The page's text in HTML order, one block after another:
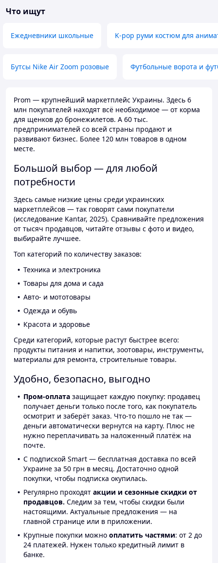
Что ищут
Ежедневники школьные K-pop руми костюм для
Бутсы Nike Air Zoom розовые Футбольные ворота и
Prom — крупнейший маркетплейс Украины. Здесь 6
млн покупателей находят всё необходимое — от корма
для щенков до бронежилетов. А 60 тыс.
предпринимателей со всей страны продают и
развивают бизнес. Более 120 млн товаров в одном
месте.
Большой выбор — для любой
потребности
Здесь самые низкие цены среди украинских
маркетплейсов — так говорят сами покупатели
(исследование Kantar, 2025). Сравнивайте предложения
от тысяч продавцов, читайте отзывы с фото и видео,
выбирайте лучшее.
Топ категорий по количеству заказов:
Техника и электроника
Товары для дома и сада
Авто- и мототовары
Одежда и обувь
Красота и здоровье
Среди категорий, которые растут быстрее всего:
продукты питания и напитки, зоотовары, инструменты,
материалы для ремонта, строительные товары.
Удобно, безопасно, выгодно
Пром-оплата защищает каждую покупку: продавец
получает деньги только после того, как покупатель
осмотрит и заберёт заказ. Что-то пошло не так —
деньги автоматически вернутся на карту. Плюс не
нужно переплачивать за наложенный платёж на
почте.
С подпиской Smart — бесплатная доставка по всей
Украине за 50 грн в месяц. Достаточно одной
покупки, чтобы подписка окупилась.
Регулярно проходят акции и сезонные скидки от
продавцов. Следим за тем, чтобы скидки были
настоящими. Актуальные предложения — на
главной странице или в приложении.
Крупные покупки можно оплатить частями: от 2 до
24 платежей. Нужен только кредитный лимит в
банке.